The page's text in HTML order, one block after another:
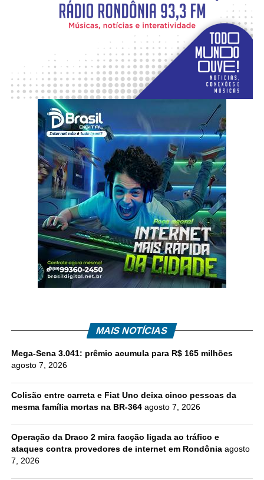
MAIS NOTÍCIAS
Mega-Sena 3.041: prêmio acumula para R$ 165 milhões
agosto 7, 2026
Colisão entre carreta e Fiat Uno deixa cinco pessoas da
mesma família mortas na BR-364 agosto 7, 2026
Operação da Draco 2 mira facção ligada ao tráfico e
ataques contra provedores de internet em Rondônia agosto
7, 2026